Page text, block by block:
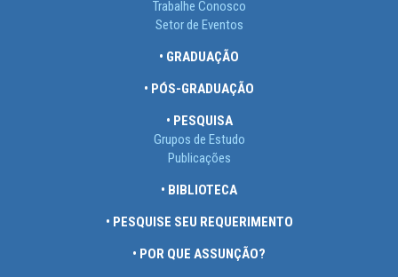
Trabalhe Conosco
Setor de Eventos
• GRADUAÇÃO
• PÓS-GRADUAÇÃO
• PESQUISA
Grupos de Estudo
Publicações
• BIBLIOTECA
• PESQUISE SEU REQUERIMENTO
• POR QUE ASSUNÇÃO?